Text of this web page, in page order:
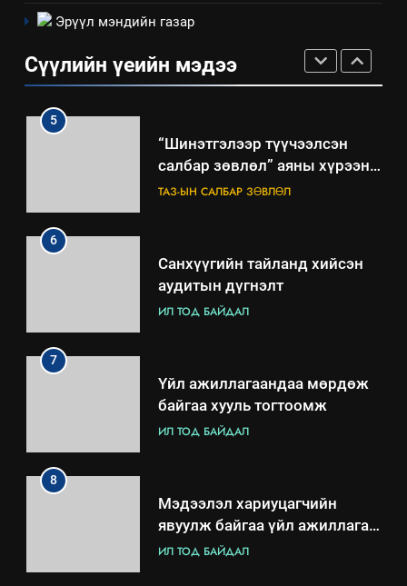
Эрүүл мэндийн газар
Сүүлийн үеийн мэдээ
Төрийн албаны зөвлөлийн
Архангай аймаг дахь салбар
зөвлөлийн 2025 оны үйл
ажиллагааны жилийн
ТАЗ-ЫН САЛБАР ЗӨВЛӨЛ
5
“Шинэтгэлээр түүчээлсэн
салбар зөвлөл” аяны хүрээнд
зохион байгуулах арга
ТАЗ-ЫН САЛБАР ЗӨВЛӨЛ
6
Санхүүгийн тайланд хийсэн
аудитын дүгнэлт
ИЛ ТОД БАЙДАЛ
7
Үйл ажиллагаандаа мөрдөж
байгаа хууль тогтоомж
ИЛ ТОД БАЙДАЛ
8
Мэдээлэл хариуцагчийн
явуулж байгаа үйл ажиллагаа,
үйлдвэрлэл, үйлчилгээ,
ИЛ ТОД БАЙДАЛ